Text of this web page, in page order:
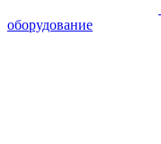
оборудование